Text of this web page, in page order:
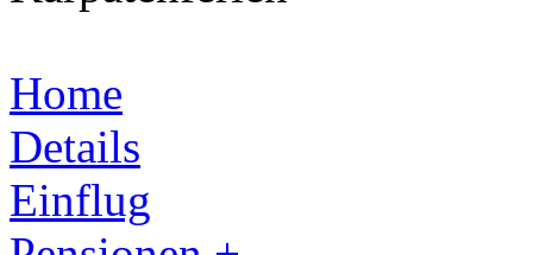
Home
Details
Einflug